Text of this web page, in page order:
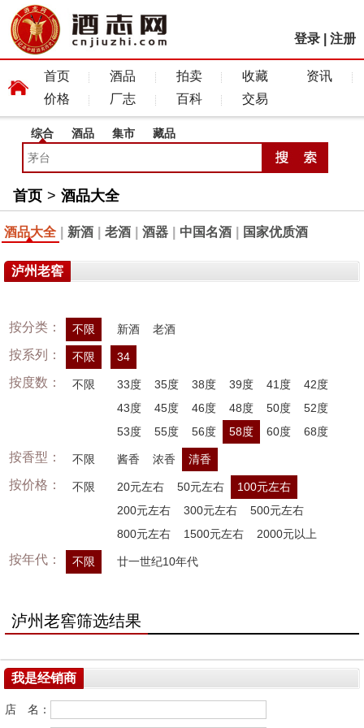
登录 注册
首页 酒品 拍卖 收藏
资讯
价格
厂志 百科 交易
综合 酒品 集市 藏品
首页 > 酒品大全
酒品大全 新酒 老酒 酒器 中国名酒 国家优质酒
泸州老窖
按分类： 不限 新酒 老酒
按系列： 不限 34
按度数： 不限 33度 35度 38度 39度 41度
42度
43度
45度 46度 48度 50度
52度
53度
55度 56度 58度 60度 68度
按香型： 不限 酱香 浓香 清香
按价格： 不限 20元左右 50元左右
100元左右
200元左右
300元左右
500元左右
800元左右
1500元左右 2000元以上
按年代： 不限 廿一世纪10年代
泸州老窖筛选结果
我是经销商
店 名：